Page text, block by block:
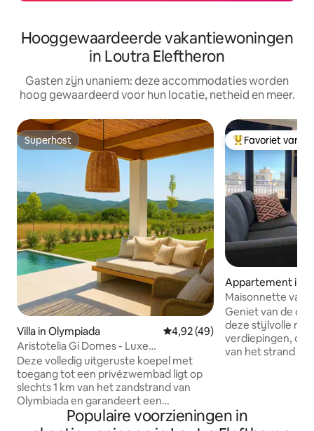
Hooggewaardeerde vakantiewoningen
in Loutra Eleftheron
Gasten zijn unaniem: deze accommodaties worden
hoog gewaardeerd voor hun locatie, netheid en meer.
Superhost
Superhost
Villa in Olympiada Gemiddelde beoordeling van
4,92 (49)
Aristotelia Gi Domes - Luxe
privézwembad retraite
Deze volledig uitgeruste koepel met
toegang tot een privézwembad ligt op
slechts 1 km van het zandstrand van
Olymbiada en garandeert een
uitzonderlijk verblijf. Met minimarkten,
restaurants, strandbars, cafés en
Topfavoriet van
Favoriet van
Appartement in
Maisonnette van
garage
Geniet van de
deze stijlvolle
verdiepingen, op
van het strand en
uitzicht op de
Populaire voorzieningen in